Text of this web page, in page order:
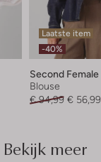
Laatste item
-40%
Second Female
Blouse
€ 94,99 € 56,99
Bekijk meer